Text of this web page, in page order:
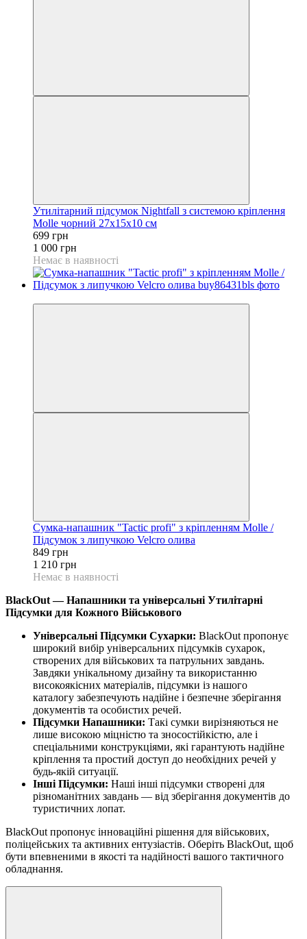
Утилітарний підсумок Nightfall з системою кріплення
Molle чорний 27х15х10 см
699 грн
1 000 грн
Немає в наявності
Сумка-напашник "Tactic profi" з кріпленням Molle /
Підсумок з липучкою Velcro олива
849 грн
1 210 грн
Немає в наявності
BlackOut — Напашники та універсальні Утилітарні
Підсумки для Кожного Військового
Універсальні Підсумки Сухарки: BlackOut пропонує
широкий вибір універсальних підсумків сухарок,
створених для військових та патрульних завдань.
Завдяки унікальному дизайну та використанню
високоякісних матеріалів, підсумки із нашого
каталогу забезпечують надійне і безпечне зберігання
документів та особистих речей.
Підсумки Напашники: Такі сумки вирізняються не
лише високою міцністю та зносостійкістю, але і
спеціальними конструкціями, які гарантують надійне
кріплення та простий доступ до необхідних речей у
будь-якій ситуації.
Інші Підсумки: Наші інші підсумки створені для
різноманітних завдань — від зберігання документів до
туристичних лопат.
BlackOut пропонує інноваційні рішення для військових,
поліцейських та активних ентузіастів. Оберіть BlackOut, щоб
бути впевненими в якості та надійності вашого тактичного
обладнання.